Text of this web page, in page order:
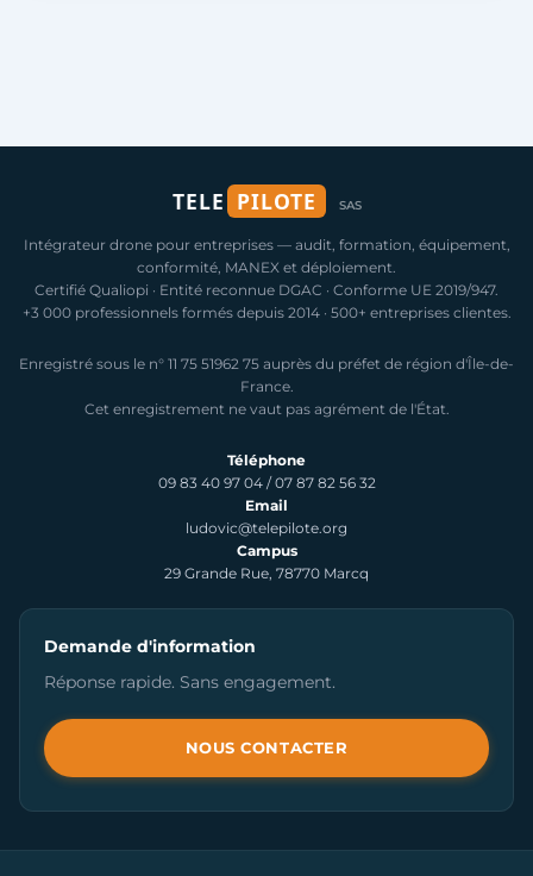
TELE PILOTE SAS
Intégrateur drone pour entreprises — audit, formation, équipement,
conformité, MANEX et déploiement.
Certifié Qualiopi · Entité reconnue DGAC · Conforme UE 2019/947.
+3 000 professionnels formés depuis 2014 · 500+ entreprises clientes.
Enregistré sous le n° 11 75 51962 75 auprès du préfet de région d'Île-de-
France.
Cet enregistrement ne vaut pas agrément de l'État.
Téléphone
09 83 40 97 04 /07 87 82 56 32
Email
ludovic@telepilote.org
Campus
29 Grande Rue, 78770 Marcq
Demande d'information
Réponse rapide. Sans engagement.
NOUS CONTACTER